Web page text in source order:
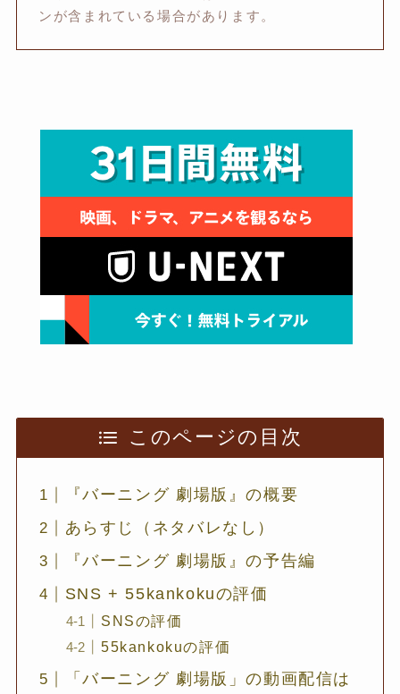
ンが含まれている場合があります。
このページの目次
『バーニング 劇場版』の概要
あらすじ（ネタバレなし）
『バーニング 劇場版』の予告編
SNS + 55kankokuの評価
SNSの評価
55kankokuの評価
「バーニング 劇場版」の動画配信は